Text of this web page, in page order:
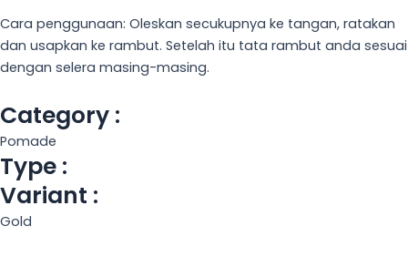
Cara penggunaan: Oleskan secukupnya ke tangan, ratakan
dan usapkan ke rambut. Setelah itu tata rambut anda sesuai
dengan selera masing-masing.
Category :
Pomade
Type :
Variant :
Gold